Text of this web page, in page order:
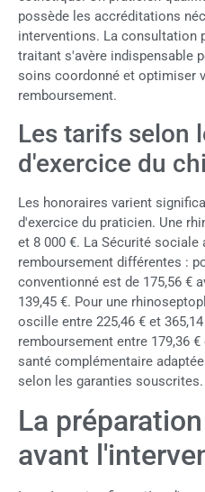
possède les accréditations
interventions. La consultation
traitant s'avère indispensable
soins coordonné et optimiser
remboursement.
Les tarifs selon
d'exercice du
Les honoraires varient
d'exercice du praticien. Une
et 8 000 €. La Sécurité sociale
remboursement différentes :
conventionné est de 175,56 €
139,45 €. Pour une
oscille entre 225,46 € et
remboursement entre 179,36
santé complémentaire
selon les garanties souscrites.
La
avant